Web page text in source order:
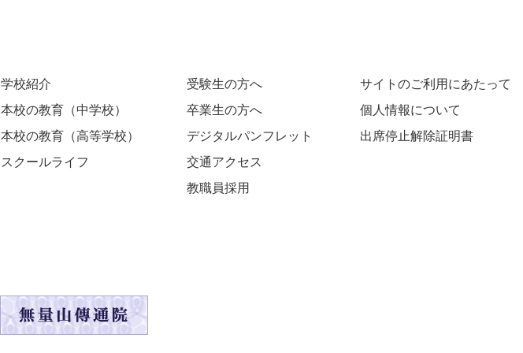
学校紹介
本校の教育（中学校）
本校の教育（高等学校）
スクールライフ
受験生の方へ
卒業生の方へ
デジタルパンフレット
交通アクセス
教職員採用
サイトのご利用にあたって
個人情報について
出席停止解除証明書